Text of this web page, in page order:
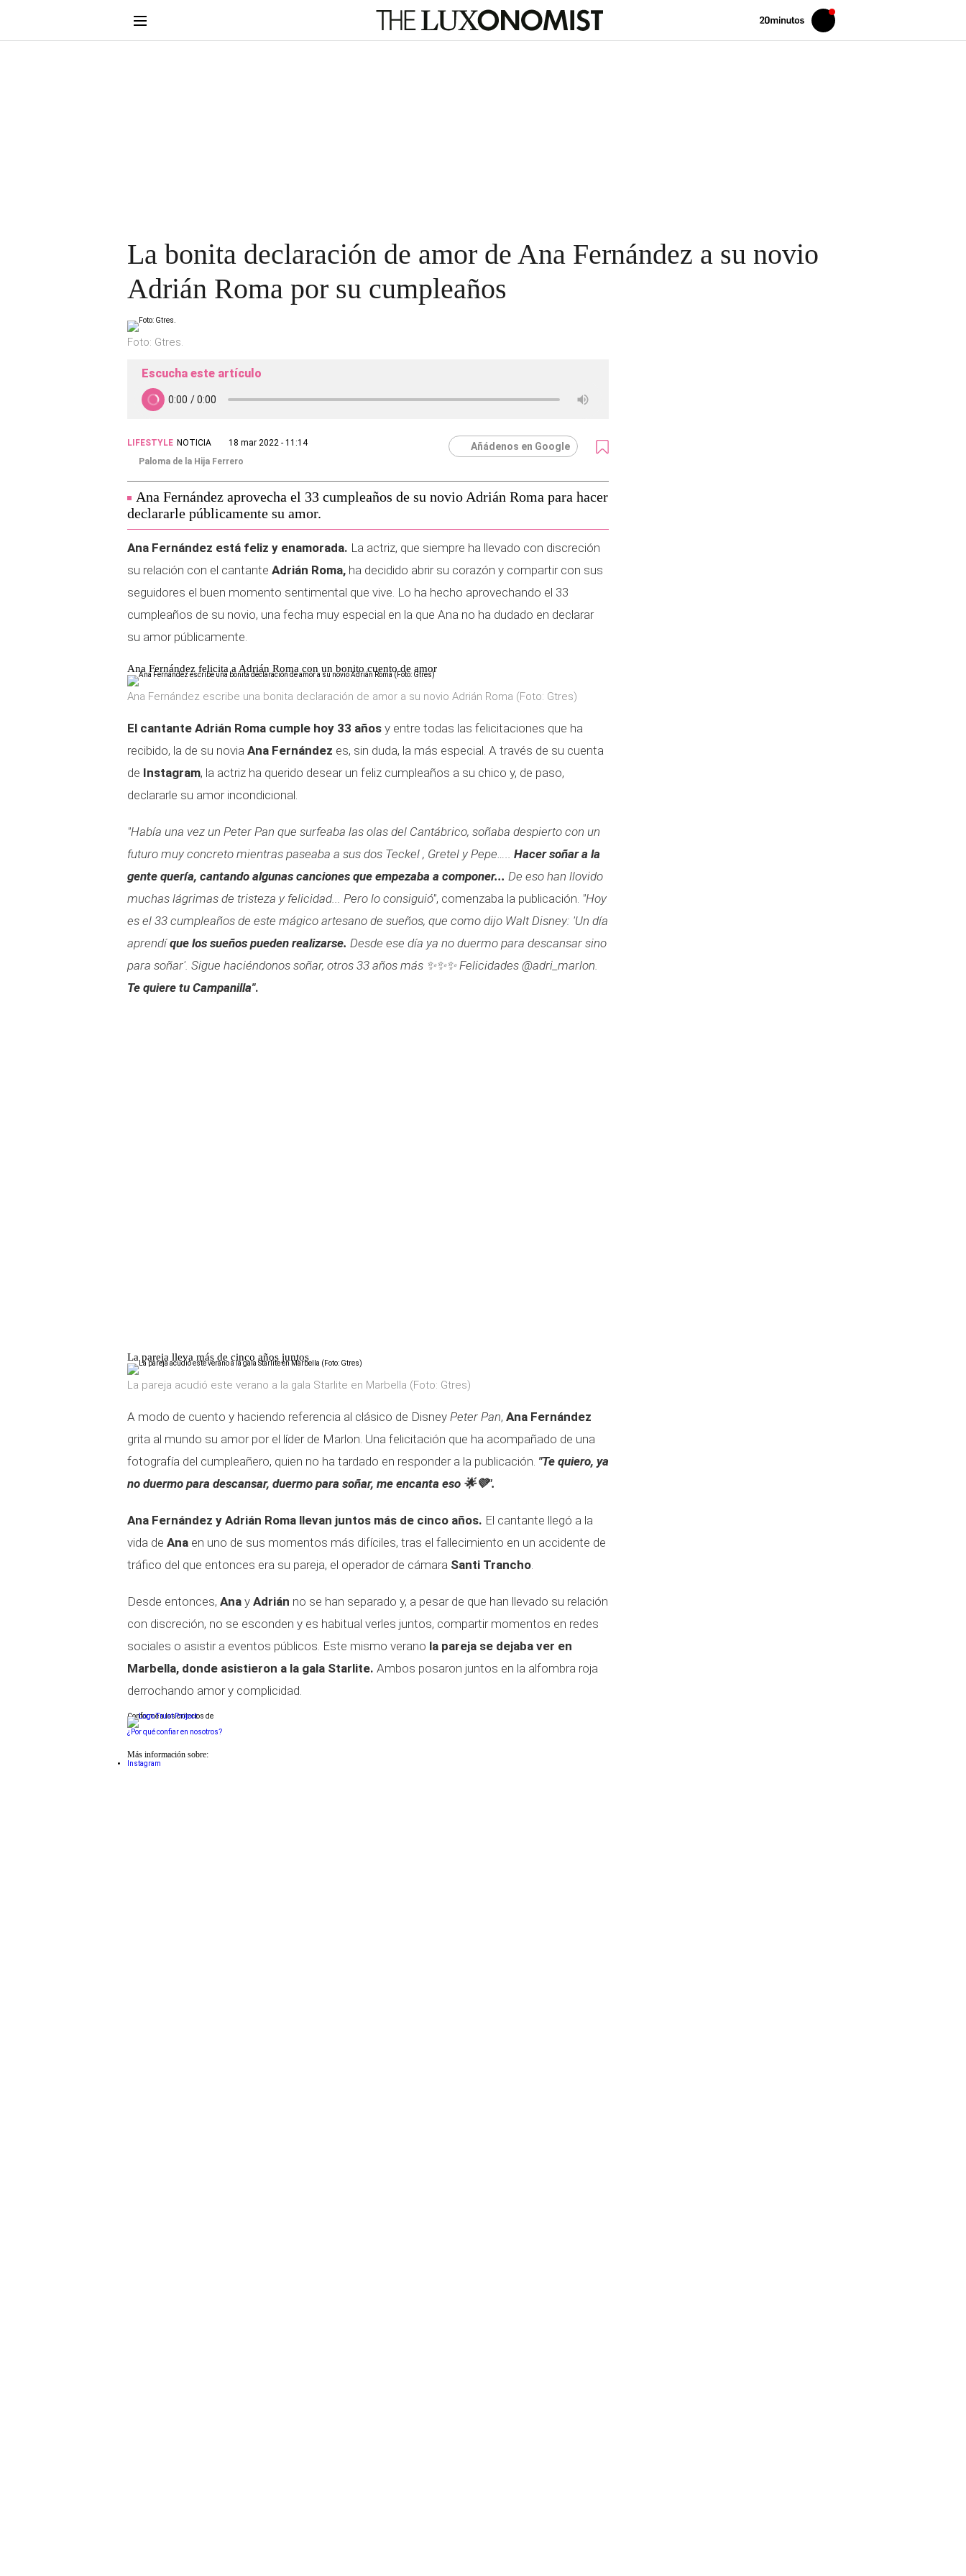
Volver
Iniciar
sesión
La bonita declaración de amor de Ana Fernández a su novio
Adrián Roma por su cumpleaños
Foto: Gtres.
Escucha este artículo
LIFESTYLE NOTICIA
18 mar 2022 - 11:14
Paloma de la Hija Ferrero
Añádenos en Google
Ana Fernández aprovecha el 33 cumpleaños de su novio Adrián Roma para hacer
declararle públicamente su amor.
Ana Fernández está feliz y enamorada. La actriz, que siempre ha llevado con discreción
su relación con el cantante Adrián Roma, ha decidido abrir su corazón y compartir con sus
seguidores el buen momento sentimental que vive. Lo ha hecho aprovechando el 33
cumpleaños de su novio, una fecha muy especial en la que Ana no ha dudado en declarar
su amor públicamente.
Ana Fernández felicita a Adrián Roma con un bonito cuento de amor
Ana Fernández escribe una bonita declaración de amor a su novio Adrián Roma (Foto: Gtres)
El cantante Adrián Roma cumple hoy 33 años y entre todas las felicitaciones que ha
recibido, la de su novia Ana Fernández es, sin duda, la más especial. A través de su cuenta
de Instagram, la actriz ha querido desear un feliz cumpleaños a su chico y, de paso,
declararle su amor incondicional.
"Había una vez un Peter Pan que surfeaba las olas del Cantábrico, soñaba despierto con un
futuro muy concreto mientras paseaba a sus dos Teckel , Gretel y Pepe….. Hacer soñar a la
gente quería, cantando algunas canciones que empezaba a componer... De eso han llovido
muchas lágrimas de tristeza y felicidad... Pero lo consiguió", comenzaba la publicación. "Hoy
es el 33 cumpleaños de este mágico artesano de sueños, que como dijo Walt Disney: 'Un día
aprendíque los sueños pueden realizarse. Desde ese día ya no duermo para descansar sino
para soñar'. Sigue haciéndonos soñar, otros 33 años más ✨✨✨ Felicidades @adri_marlon.
Te quiere tu Campanilla".
La pareja lleva más de cinco años juntos
La pareja acudió este verano a la gala Starlite en Marbella (Foto: Gtres)
A modo de cuento y haciendo referencia al clásico de Disney Peter Pan, Ana Fernández
grita al mundo su amor por el líder de Marlon. Una felicitación que ha acompañado de una
fotografía del cumpleañero, quien no ha tardado en responder a la publicación. "Te quiero, ya
no duermo para descansar, duermo para soñar, me encanta eso 🌟💜".
Ana Fernández y Adrián Roma llevan juntos más de cinco años. El cantante llegó a la
vida de Ana en uno de sus momentos más difíciles, tras el fallecimiento en un accidente de
tráfico del que entonces era su pareja, el operador de cámara Santi Trancho.
Desde entonces, Ana y Adrián no se han separado y, a pesar de que han llevado su relación
con discreción, no se esconden y es habitual verles juntos, compartir momentos en redes
sociales o asistir a eventos públicos. Este mismo verano la pareja se dejaba ver en
Marbella, donde asistieron a la gala Starlite. Ambos posaron juntos en la alfombra roja
derrochando amor y complicidad.
Conforme a los criterios de
¿Por qué confiar en nosotros?
Más información sobre:
Instagram